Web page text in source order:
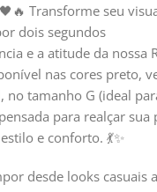
Transforme seu
dois segundos
e a atitude da nossa
nas cores preto,
no tamanho G (ideal
para realçar sua
e conforto. 💃✨
desde looks casuais